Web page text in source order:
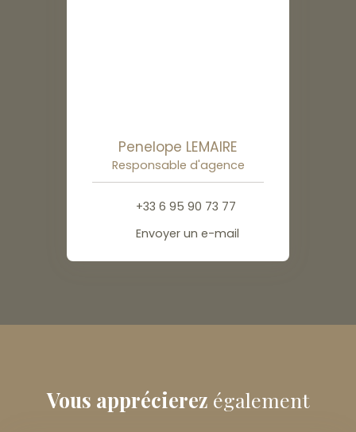
Penelope LEMAIRE
Responsable d'agence
+33 6 95 90 73 77
Envoyer un e-mail
Vous apprécierez également